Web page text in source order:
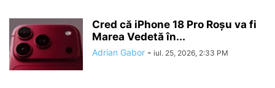
Cred că iPhone 18 Pro Roșu va fi
Marea Vedetă în...
Adrian Gabor - iul. 25, 2026, 2:33 PM